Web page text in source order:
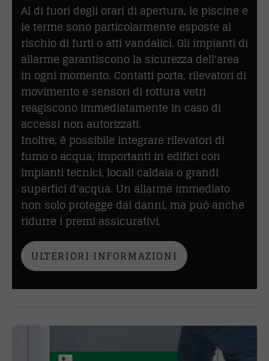
Al di fuori degli orari di apertura, le piscine e
le terme sono particolarmente esposte al
rischio di furti o atti vandalici. Gli impianti di
allarme garantiscono la sicurezza dell'area
in ogni momento. Contatti porta, rilevatori di
movimento e sensori di rottura vetri
reagiscono immediatamente in caso di
accessi non autorizzati.
Inoltre, è possibile integrare rilevatori di
fumo o acqua, importanti in edifici con
impianti tecnici, locali caldaia o grandi
superfici d'acqua. Un allarme immediato
non solo protegge dai danni, ma può anche
ridurre i premi assicurativi.
ULTERIORI INFORMAZIONI